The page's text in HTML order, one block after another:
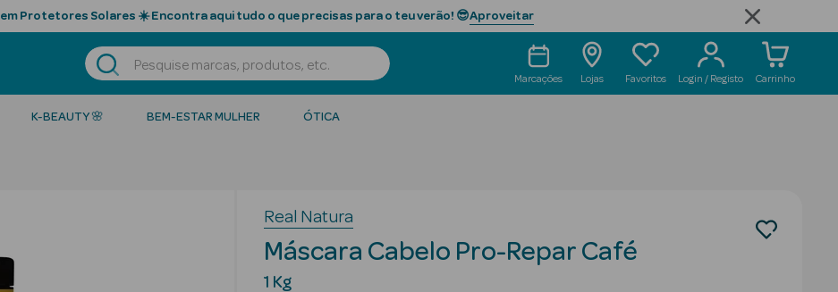
em Protetores Solares ☀️ Encontra aqui tudo o que precisas para o teu verão! 😎Aproveitar
Marcações Lojas Favoritos Login / Registo Carrinho
K-BEAUTY 🌸 BEM-ESTAR MULHER ÓTICA
Real Natura
Máscara Cabelo Pro-Repar Café
1 Kg